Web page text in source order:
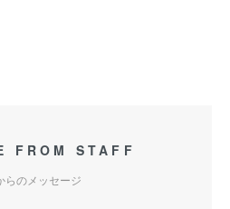
FROM STAFF
らのメッセージ